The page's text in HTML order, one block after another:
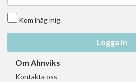
Kom ihåg mig
Logga in
Om Ahnviks
Kontakta oss